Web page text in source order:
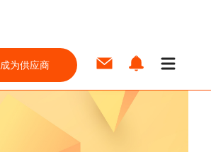
成为供应商